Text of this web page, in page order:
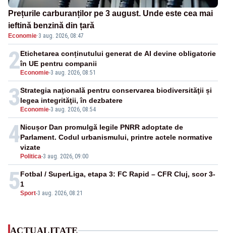
Prețurile carburanților pe 3 august. Unde este cea mai
ieftină benzină din țară
Economie·3 aug. 2026, 08:47
2 Economie-3 aug. 2026, 08:51
Etichetarea conținutului generat de AI devine obligatorie
în UE pentru companii
3 Economie-3 aug. 2026, 08:54
Strategia naţională pentru conservarea biodiversităţii și
legea integrităţii, în dezbatere
4
Politica-3 aug. 2026, 09:00
Nicușor Dan promulgă legile PNRR adoptate de
Parlament. Codul urbanismului, printre actele normative
vizate
5Sport-3 aug. 2026, 08:21
Fotbal / SuperLiga, etapa 3: FC Rapid – CFR Cluj, scor 3-
1
ACTUALITATE